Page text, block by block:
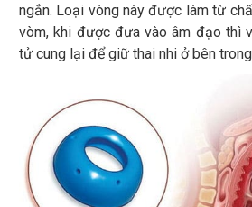
ngắn. Loại vòng này được làm từ
vòm, khi được đưa vào âm đạo thì
tử cung lại để giữ thai nhi ở bên